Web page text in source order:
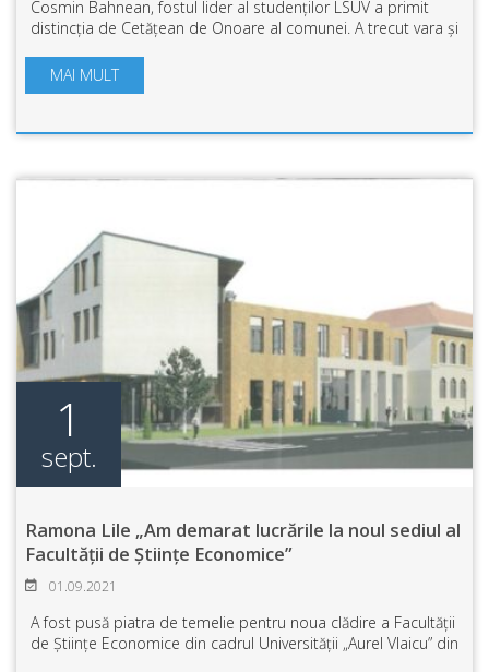
Cosmin Bahnean, fostul lider al studenților LSUV a primit
distincția de Cetățean de Onoare al comunei. A trecut vara și
aniversară care marc...
MAI MULT
1
sept.
Ramona Lile „Am demarat lucrările la noul sediul al
Facultății de Științe Economice”
01.09.2021
A fost pusă piatra de temelie pentru noua clădire a Facultății
de Științe Economice din cadrul Universității „Aurel Vlaicu” din